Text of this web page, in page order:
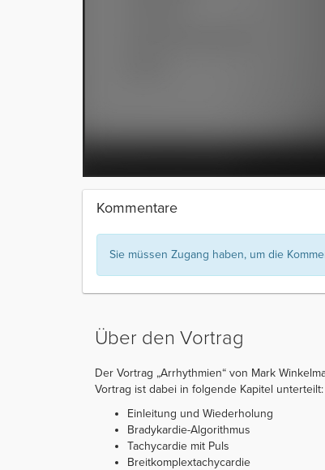
Kommentare
Sie müssen Zugang haben, um die
Über den Vortrag
Der Vortrag „Arrhythmien“ von Mark
Vortrag ist dabei in folgende Kapitel unterteilt:
Einleitung und Wiederholung
Bradykardie-Algorithmus
Tachycardie mit Puls
Breitkomplextachycardie